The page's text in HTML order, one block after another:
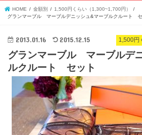
HOME 金額別
1,500円くらい（1,300~1,700円）
グランマーブル マーブルデニッシュ&マーブルクルート セ
1,500円
2013.01.16 2015.12.15
グランマーブル マーブルデ
ルクルート セット